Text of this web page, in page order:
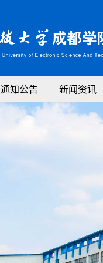
通知公告 新闻资讯